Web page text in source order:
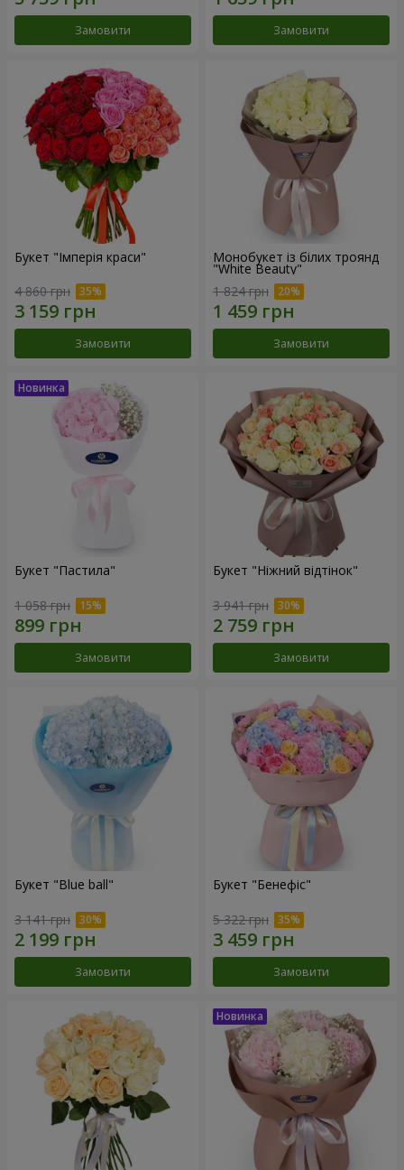
Замовити Замовити
Букет "Імперія краси"
4 860 грн
Замовити
Монобукет із білих троянд
"White Beauty"
1 824 грн
Замовити
Букет "Пастила"
1 058 грн
Замовити
Букет "Ніжний відтінок"
3 941 грн
Замовити
Букет "Blue ball"
3 141 грн
Замовити
Букет "Бенефіс"
5 322 грн
Замовити